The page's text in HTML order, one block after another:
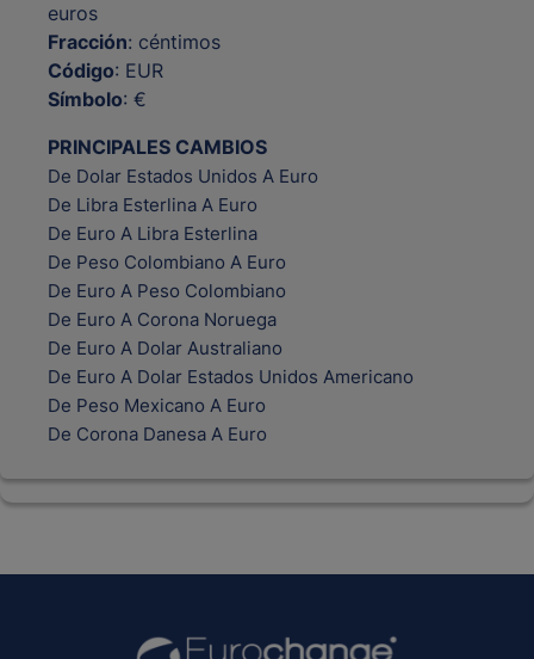
euros
Fracción: céntimos
Código: EUR
Símbolo: €
PRINCIPALES CAMBIOS
De Dolar Estados Unidos A Euro
De Libra Esterlina A Euro
De Euro A Libra Esterlina
De Peso Colombiano A Euro
De Euro A Peso Colombiano
De Euro A Corona Noruega
De Euro A Dolar Australiano
De Euro A Dolar Estados Unidos Americano
De Peso Mexicano A Euro
De Corona Danesa A Euro